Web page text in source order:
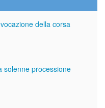
della corsa
solenne processione